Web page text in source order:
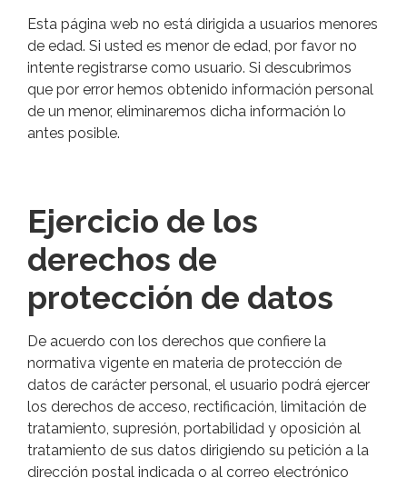
Esta página web no está dirigida a usuarios menores
de edad. Si usted es menor de edad, por favor no
intente registrarse como usuario. Si descubrimos
que por error hemos obtenido información personal
de un menor, eliminaremos dicha información lo
antes posible.
Ejercicio de los
derechos de
protección de datos
De acuerdo con los derechos que confiere la
normativa vigente en materia de protección de
datos de carácter personal, el usuario podrá ejercer
los derechos de acceso, rectificación, limitación de
tratamiento, supresión, portabilidad y oposición al
tratamiento de sus datos dirigiendo su petición a la
dirección postal indicada o al correo electrónico